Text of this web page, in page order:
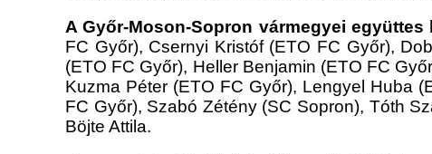
A Győr-Moson-Sopron vármegyei együttes
FC Győr), Csernyi Kristóf (ETO FC Győr),
(ETO FC Győr), Heller Benjamin (ETO FC
Kuzma Péter (ETO FC Győr), Lengyel Huba
FC Győr), Szabó Zétény (SC Sopron), Tóth
Böjte Attila.